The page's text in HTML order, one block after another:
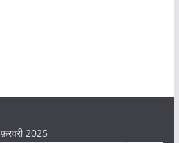
फ़रवरी 2025